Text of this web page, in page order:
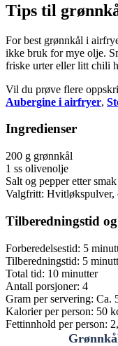
Tips til
For best grønnkål i
ikke bruk for mye olje.
friske urter eller litt chili
Vil du prøve flere
Aubergine i airfryer,
Ingredienser
200 g grønnkål
1 ss olivenolje
Salt og pepper etter smak
Valgfritt: Hvitløkspulver,
Tilberedningstid
Forberedelsestid: 5
Tilberedningstid: 5
Total tid: 10 minutter
Antall porsjoner: 4
Gram per servering: Ca.
Kalorier per person: 50
Fettinnhold per person: